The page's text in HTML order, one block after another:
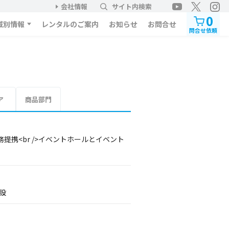
会社情報 サイト内検索
別情報 レンタルのご案内 お知らせ お問合せ 0
問合せ依頼
商品部門
携<br />イベントホールとイベント